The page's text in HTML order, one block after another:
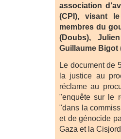
association
(CPI), visant
membres du
(Doubs),
Guillaume Bigot
Le document de
la justice au
réclame au
"enquête sur le
"dans la
et de génocide
Gaza et la